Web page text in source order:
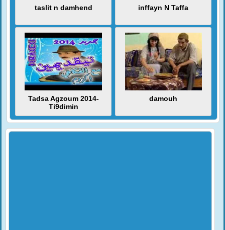
taslit n damhend inffayn N Taffa
Tadsa Agzoum 2014-
Ti9dimin
damouh